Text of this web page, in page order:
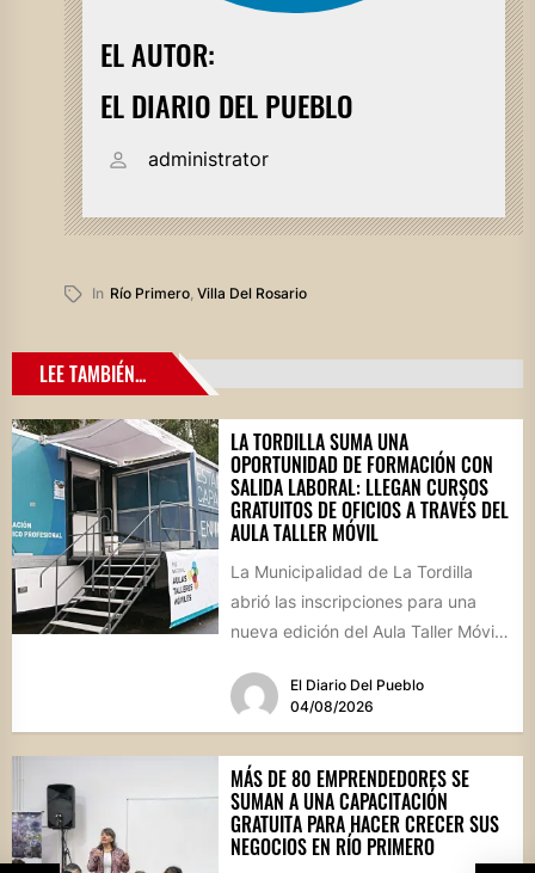
EL AUTOR:
EL DIARIO DEL PUEBLO
administrator
In Río Primero, Villa Del Rosario
LEE TAMBIÉN...
LA TORDILLA SUMA UNA
OPORTUNIDAD DE FORMACIÓN CON
SALIDA LABORAL: LLEGAN CURSOS
GRATUITOS DE OFICIOS A TRAVÉS DEL
AULA TALLER MÓVIL
La Municipalidad de La Tordilla
abrió las inscripciones para una
nueva edición del Aula Taller Móvil
El Diario Del Pueblo
04/08/2026
MÁS DE 80 EMPRENDEDORES SE
SUMAN A UNA CAPACITACIÓN
GRATUITA PARA HACER CRECER SUS
NEGOCIOS EN RÍO PRIMERO